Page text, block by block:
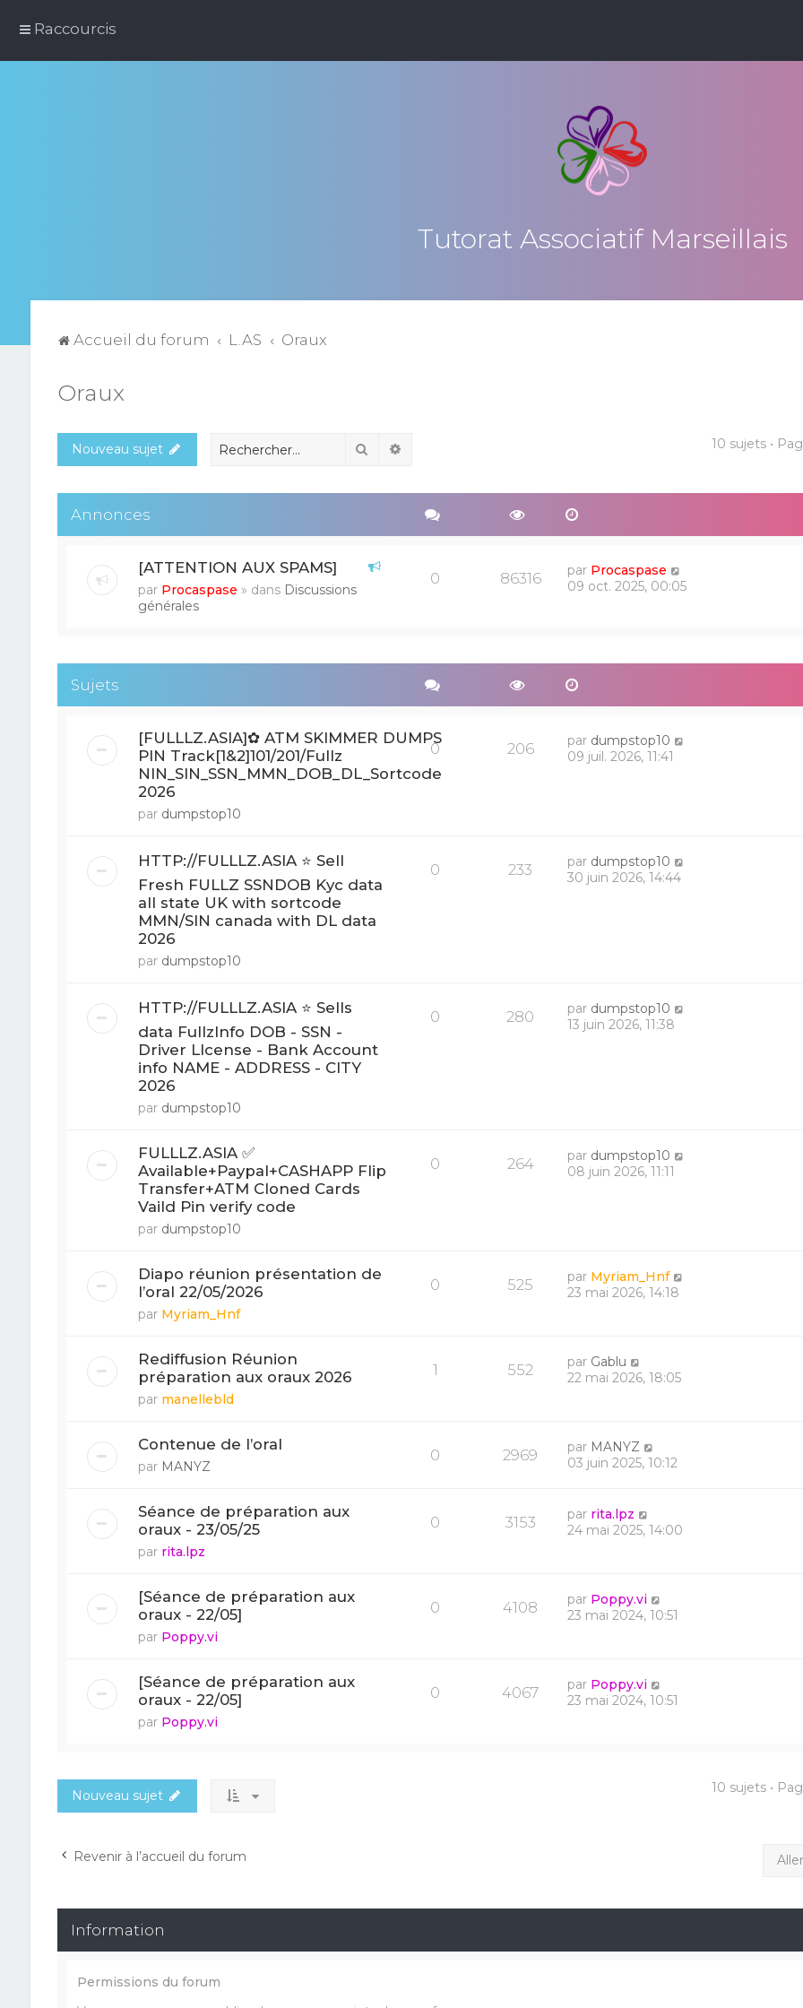
Raccourcis
Tutorat Associatif Marseillais
Accueil du forum L.AS Oraux
Oraux
Nouveau sujet Rechercher 10 sujets •
Annonces
[ATTENTION AUX SPAMS]
par Procaspase » dans Discussions
générales
0 86316 par Procaspase
09 oct. 2025, 00:05
Sujets
[FULLLZ.ASIA]✿ ATM SKIMMER DUMPS
PIN Track[1&2]101/201/Fullz
NIN_SIN_SSN_MMN_DOB_DL_Sortcode
2026
par dumpstop10
0 206 par dumpstop10
09 juil. 2026, 11:41
HTTP://FULLLZ.ASIA ⭐️ Sell
Fresh FULLZ SSNDOB Kyc data
all state UK with sortcode
MMN/SIN canada with DL data
2026
par dumpstop10
0 233 par dumpstop10
30 juin 2026, 14:44
HTTP://FULLLZ.ASIA ⭐️ Sells
data FullzInfo DOB - SSN -
Driver LIcense - Bank Account
info NAME - ADDRESS - CITY
2026
par dumpstop10
0 280 par dumpstop10
13 juin 2026, 11:38
FULLLZ.ASIA ✅
Available+Paypal+CASHAPP Flip
Transfer+ATM Cloned Cards
Vaild Pin verify code
par dumpstop10
0 264 par dumpstop10
08 juin 2026, 11:11
Diapo réunion présentation de
l’oral 22/05/2026
par Myriam_Hnf
0 525 par Myriam_Hnf
23 mai 2026, 14:18
Rediffusion Réunion
préparation aux oraux 2026
par manellebld
1 552 par Gablu
22 mai 2026, 18:05
Contenue de l’oral
par MANYZ
0 2969 par MANYZ
03 juin 2025, 10:12
Séance de préparation aux
oraux - 23/05/25
par rita.lpz
0 3153 par rita.lpz
24 mai 2025, 14:00
[Séance de préparation aux
oraux - 22/05]
par Poppy.vi
0 4108 par Poppy.vi
23 mai 2024, 10:51
[Séance de préparation aux
oraux - 22/05]
par Poppy.vi
0 4067 par Poppy.vi
23 mai 2024, 10:51
Nouveau sujet 10 sujets •
Revenir à l’accueil du forum Aller
Information
Permissions du forum